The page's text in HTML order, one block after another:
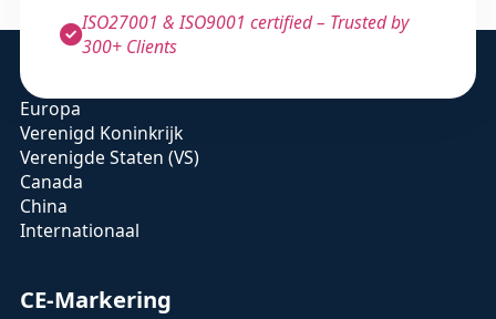
ISO27001 & ISO9001 certified – Trusted by
300+ Clients
Markten
Europa
Verenigd Koninkrijk
Verenigde Staten (VS)
Canada
China
Internationaal
CE-Markering